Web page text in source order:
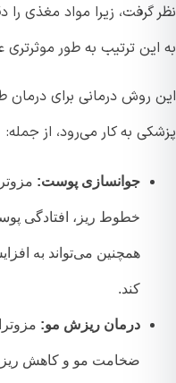
گرفت، زیرا مواد مغذی را
ترتیب به طور موثرتری
روش درمانی برای درمان
به کار می‌رود، از جمله:
جوانسازی پوست:
خطوط ریز، افتادگی
همچنین می‌تواند به
کند.
درمان ریزش مو:
ضخامت مو و کاهش ریزش